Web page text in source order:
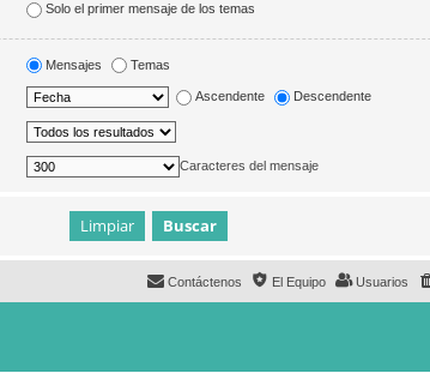
Solo el primer mensaje de los temas
Mensajes Temas
Ascendente Descendente
Caracteres del mensaje
Usuarios
El Equipo
Contáctenos